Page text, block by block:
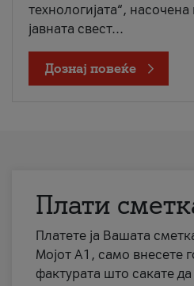
технологијата“,
јавната свест...
Дознај повеќе
Плати
Платете ја Вашата
Мојот А1, само внесете
фактурата што сакате да